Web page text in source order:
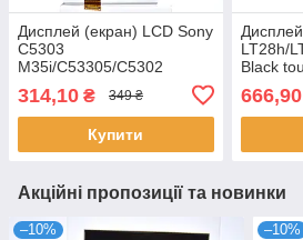
Дисплей (екран) LCD Sony
C5303
M35i/C53305/C5302
M35h/C5306 Xperia SP HC
314,10 ₴ 349 ₴
Купити
LT28h/
Black
666,90
Акційні пропозиції та новинки
–10% –10%